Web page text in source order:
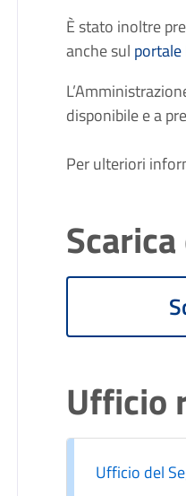
È stato inoltre
anche sul portale
disponibile e a
Per ulteriori
Ufficio
Ufficio del